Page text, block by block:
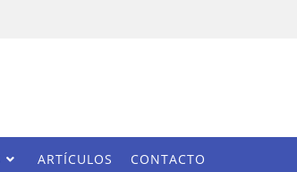
ARTÍCULOS CONTACTO